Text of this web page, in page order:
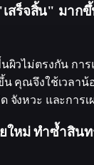
สร็จสิ้น" มาก
ผิวไม่ตรงกัน การ
คุณจึงใช้เวลาน้
จังหวะ และการเ
ใหม่ ทำซ้ำสิน